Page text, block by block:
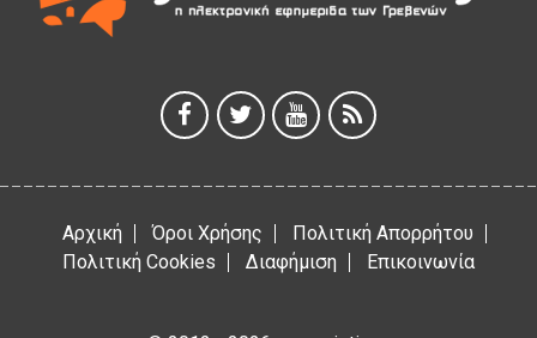
ΔΙΑΚΟΠΗ ΗΛΕΚΤΡΙΚΟΥ ΡΕΥΜΑΤΟΣ
6 Αυγούστου 2026
Αρχική Όροι Χρήσης
Πολιτική Απορρήτου
Πολιτική Cookies
Διαφήμιση Επικοινωνία